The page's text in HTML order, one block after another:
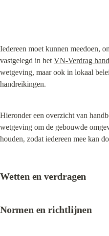
Iedereen moet kunnen meedoen,
vastgelegd in het VN-Verdrag
wetgeving, maar ook in lokaal
handreikingen.
Hieronder een overzicht van
wetgeving om de gebouwde
houden, zodat iedereen mee kan
Wetten en verdragen
Normen en richtlijnen